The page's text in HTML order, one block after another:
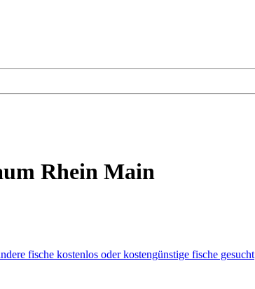
Rhein Main
fische kostenlos oder kostengünstige fische gesucht